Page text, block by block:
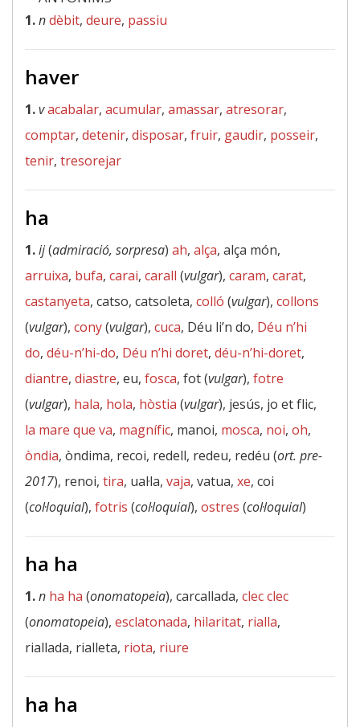
1.ndèbit, deure, passiu
haver
1.vacabalar, acumular, amassar, atresorar,
comptar, detenir, disposar, fruir, gaudir, posseir,
tenir, tresorejar
ha
1.ij(admiració, sorpresa) ah, alça, alça món,
arruixa, bufa, carai, carall (vulgar), caram, carat,
castanyeta, catso, catsoleta, colló (vulgar), collons
(vulgar), cony(vulgar), cuca, Déu li’n do, Déu n’hi
do, déu-n’hi-do, Déu n’hi doret, déu-n’hi-doret,
diantre, diastre, eu, fosca, fot (vulgar), fotre
(vulgar), hala, hola, hòstia (vulgar), jesús, jo et flic,
la mare que va, magnífic, manoi, mosca, noi, oh,
òndia, òndima, recoi, redell, redeu, redéu (ort. pre-
2017), renoi, tira, ual·la, vaja, vatua, xe, coi
(col·loquial), fotris (col·loquial), ostres (col·loquial)
ha ha
1.n ha ha (onomatopeia), carcallada, clec clec
(onomatopeia), esclatonada, hilaritat, rialla,
riallada, rialleta, riota, riure
ha ha